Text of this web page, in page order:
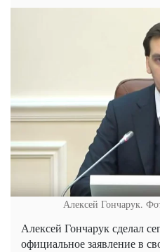
Алексей Гончарук.
Алексей Гончарук сделал
официальное заявление в